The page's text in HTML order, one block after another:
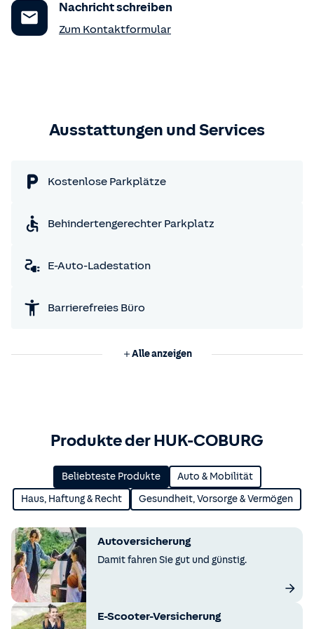
Nachricht schreiben
Zum Kontaktformular
Ausstattungen und Services
Kostenlose Parkplätze
Behindertengerechter Parkplatz
E-Auto-Ladestation
Barrierefreies Büro
Alle anzeigen
Produkte der HUK-COBURG
Beliebteste Produkte Auto & Mobilität
Haus, Haftung & Recht Gesundheit, Vorsorge & Vermögen
Autoversicherung
Damit fahren Sie gut und günstig.
E-Scooter-Versicherung